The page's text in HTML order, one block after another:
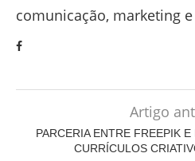
comunicação, marketing
Artigo
PARCERIA ENTRE FREEPIK
CURRÍCULOS